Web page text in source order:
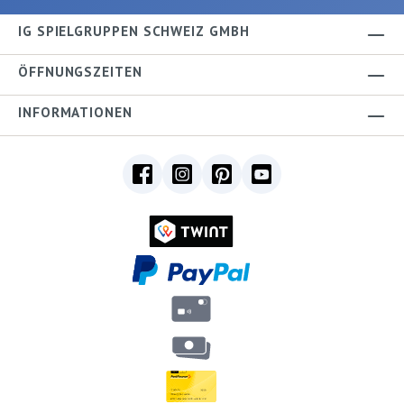
IG SPIELGRUPPEN SCHWEIZ GMBH
ÖFFNUNGSZEITEN
INFORMATIONEN